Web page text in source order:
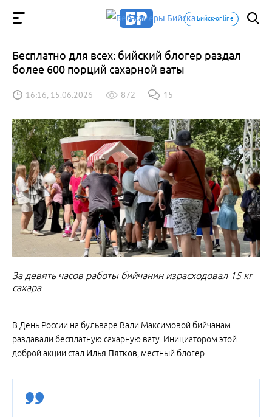
Бийск-online
Бесплатно для всех: бийский блогер раздал
более 600 порций сахарной ваты
16:16, 15.06.2026 872 15
За девять часов работы бийчанин израсходовал 15 кг
сахара
В День России на бульваре Вали Максимовой бийчанам
раздавали бесплатную сахарную вату. Инициатором этой
доброй акции стал Илья Пятков, местный блогер.